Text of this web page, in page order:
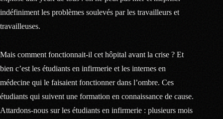
indéfiniment les problèmes soulevés par les travailleurs et
travailleuses.
Mais comment fonctionnait-il cet hôpital avant la crise ? Et
bien c’est les étudiants en infirmerie et les internes en
médecine qui le faisaient fonctionner dans l’ombre. Ces
étudiants qui suivent une formation en connaissance de cause.
Attardons-nous sur les étudiants en infirmerie : plusieurs mois